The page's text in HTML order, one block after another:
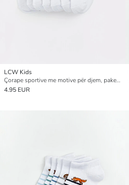
LCW Kids
Çorape sportive me motive për djem, paketim 7-copësh
4.95 EUR